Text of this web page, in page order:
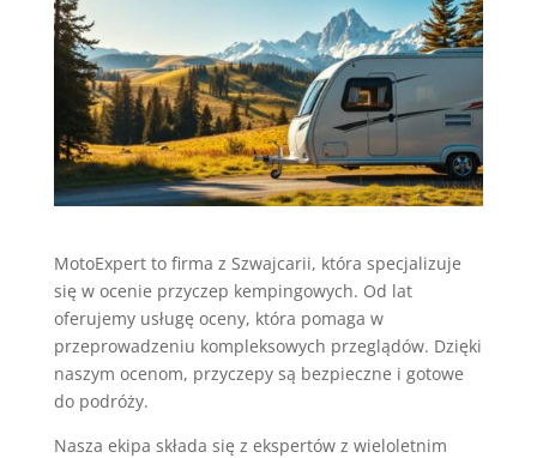
MotoExpert to firma z Szwajcarii, która specjalizuje
się w ocenie przyczep kempingowych. Od lat
oferujemy usługę oceny, która pomaga w
przeprowadzeniu kompleksowych przeglądów. Dzięki
naszym ocenom, przyczepy są bezpieczne i gotowe
do podróży.
Nasza ekipa składa się z ekspertów z wieloletnim